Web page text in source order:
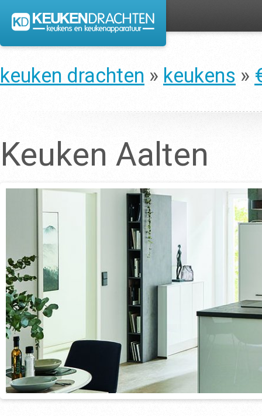
keuken drachten » keukens »
Keuken Aalten